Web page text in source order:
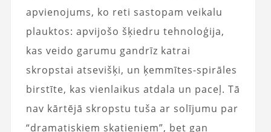
apvienojums, ko reti sastopam veikalu
plauktos: apvijošo šķiedru tehnoloģija,
kas veido garumu gandrīz katrai
skropstai atsevišķi, un ķemmītes-spirāles
birstīte, kas vienlaikus atdala un paceļ. Tā
nav kārtējā skropstu tuša ar solījumu par
“dramatiskiem skatieniem”, bet gan